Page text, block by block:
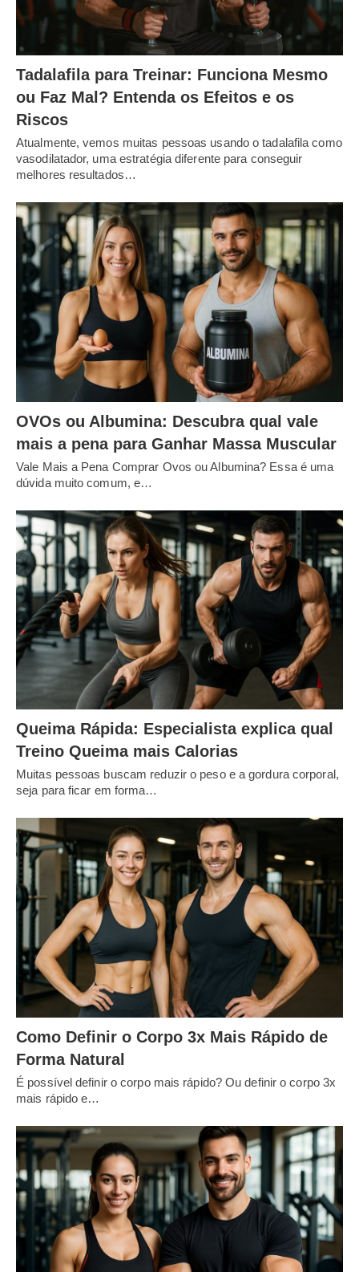
Tadalafila para Treinar: Funciona Mesmo
ou Faz Mal? Entenda os Efeitos e os
Riscos
Atualmente, vemos muitas pessoas usando o tadalafila como
vasodilatador, uma estratégia diferente para conseguir
melhores resultados…
OVOs ou Albumina: Descubra qual vale
mais a pena para Ganhar Massa Muscular
Vale Mais a Pena Comprar Ovos ou Albumina? Essa é uma
dúvida muito comum, e…
Queima Rápida: Especialista explica qual
Treino Queima mais Calorias
Muitas pessoas buscam reduzir o peso e a gordura corporal,
seja para ficar em forma…
Como Definir o Corpo 3x Mais Rápido de
Forma Natural
É possível definir o corpo mais rápido? Ou definir o corpo 3x
mais rápido e…